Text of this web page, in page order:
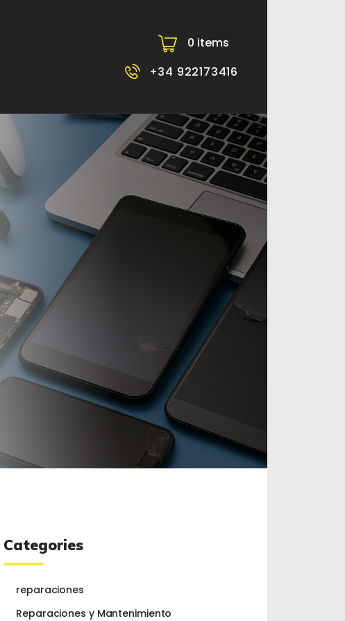
0 items
+34 922173416
Categories
reparaciones
Reparaciones y Mantenimiento